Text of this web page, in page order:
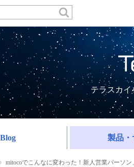
テラスカ
製品・
mitocoでこんなに変わった！新人営業パーソン